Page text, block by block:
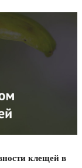
клещей в